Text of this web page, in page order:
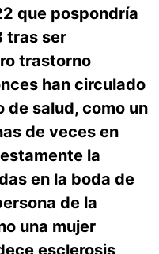
que pospondría
tras ser
trastorno
han circulado
de salud, como un
de veces en
la
en la boda de
de la
una mujer
esclerosis